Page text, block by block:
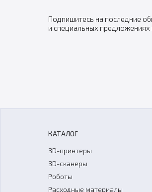
Подпишитесь на последние
и специальных
КАТАЛОГ
3D-принтеры
3D-сканеры
Роботы
Расходные материалы